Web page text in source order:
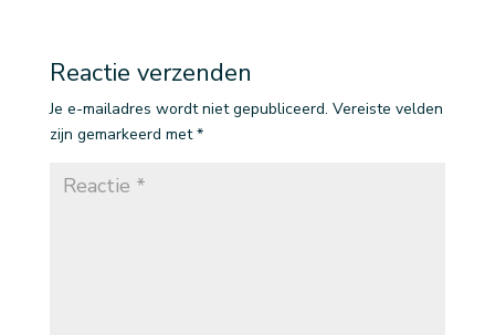
Reactie verzenden
Je e-mailadres wordt niet gepubliceerd. Vereiste velden
zijn gemarkeerd met*